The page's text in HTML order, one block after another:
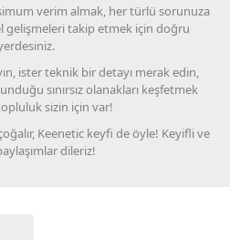
verim almak, her türlü sorunuza
gelişmeleri takip etmek için doğru
ister teknik bir detayı merak edin,
sınırsız olanakları keşfetmek
sizin için var!
Keenetic keyfi de öyle! Keyifli ve
dileriz!